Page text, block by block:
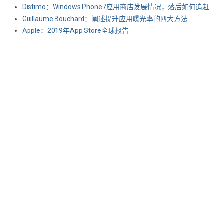
Distimo：Windows Phone7应用商店发展情况，落后如何追赶
Guillaume Bouchard：阐述提升应用曝光率的四大方法
Apple：2019年App Store全球报告